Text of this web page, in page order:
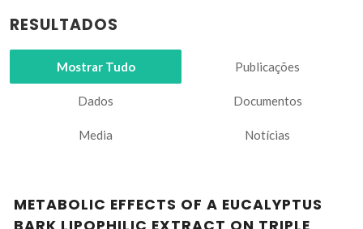
RESULTADOS
Mostrar Tudo Publicações
Dados Documentos
Media Notícias
METABOLIC EFFECTS OF A EUCALYPTUS